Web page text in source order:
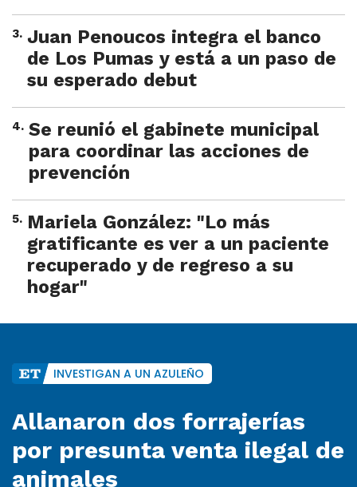
3. Juan Penoucos integra el banco
de Los Pumas y está a un paso de
su esperado debut
4. Se reunió el gabinete municipal
para coordinar las acciones de
prevención
5. Mariela González: "Lo más
gratificante es ver a un paciente
recuperado y de regreso a su
hogar"
INVESTIGAN A UN AZULEÑO
Allanaron dos forrajerías
por presunta venta ilegal de
animales